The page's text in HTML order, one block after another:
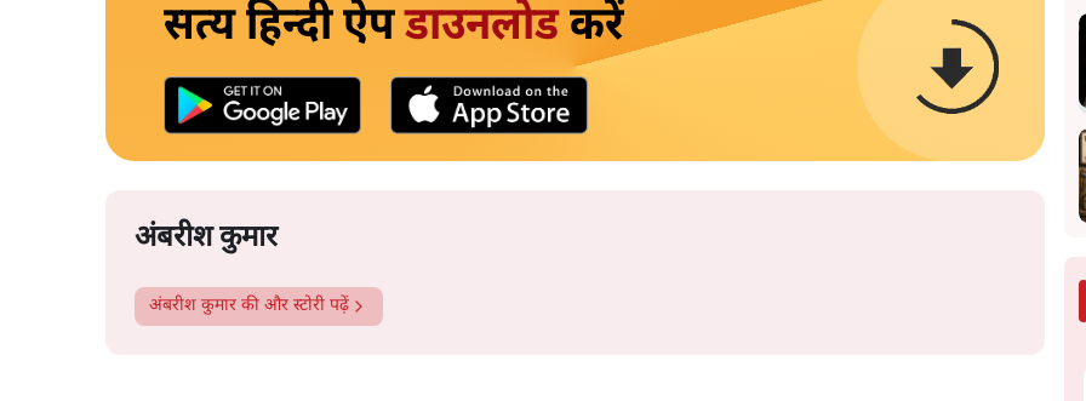
सत्य हिन्दी ऐपडाउनलोडकरें
अंबरीश कुमार
अंबरीश कुमार की और स्टोरी पढ़ें